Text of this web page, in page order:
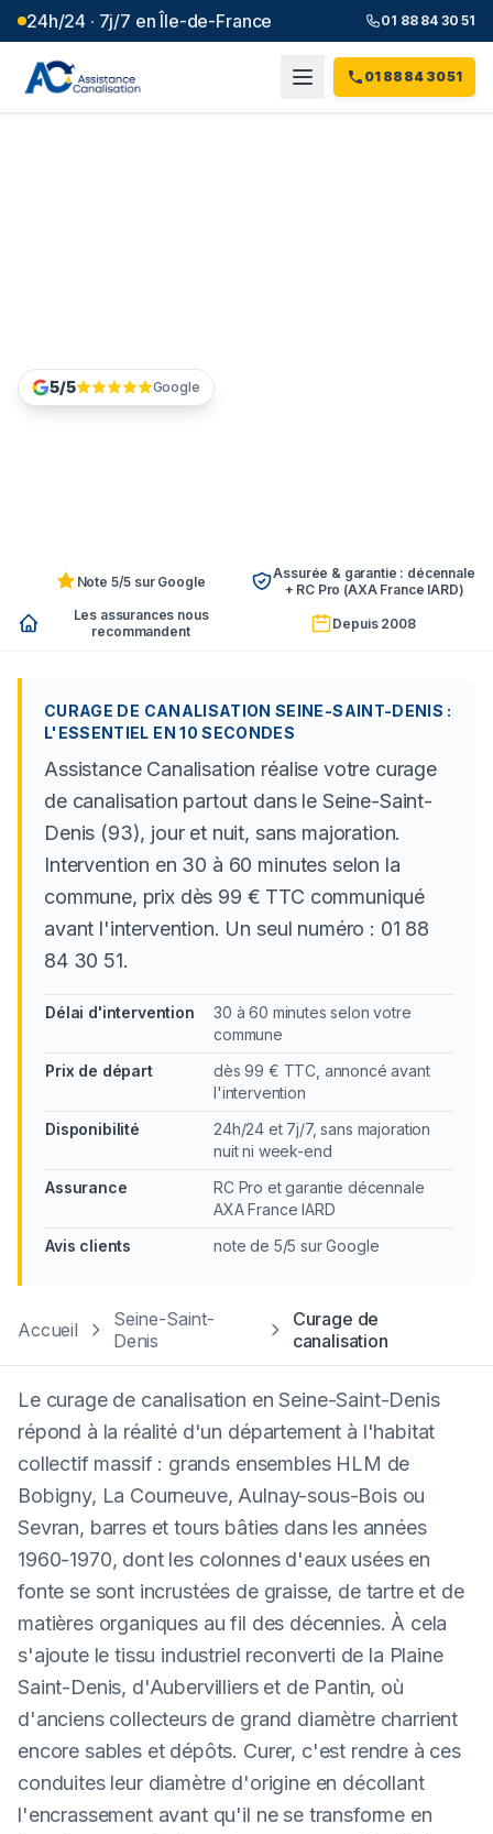
24h/24 · 7j/7 en Île-de-France 01 88 84 30 51
01 88 84 30 51
5/5 Google
Note 5/5 sur Google
Assurée & garantie : décennale
+ RC Pro (AXA France IARD)
Les assurances nous
recommandent
Depuis 2008
CURAGE DE CANALISATION SEINE-SAINT-DENIS :
L'ESSENTIEL EN 10 SECONDES
Assistance Canalisation réalise votre curage
de canalisation partout dans le Seine-Saint-
Denis (93), jour et nuit, sans majoration.
Intervention en 30 à 60 minutes selon la
commune, prix dès 99 € TTC communiqué
avant l'intervention. Un seul numéro : 01 88
84 30 51.
Délai d'intervention
30 à 60 minutes selon votre
commune
Prix de départ
dès 99 € TTC, annoncé avant
l'intervention
Disponibilité
24h/24 et 7j/7, sans majoration
nuit ni week-end
Assurance
RC Pro et garantie décennale
AXA France IARD
Avis clients
note de 5/5 sur Google
Accueil
Seine-Saint-
Denis
Curage de
canalisation
Le curage de canalisation en Seine-Saint-Denis
répond à la réalité d'un département à l'habitat
collectif massif : grands ensembles HLM de
Bobigny, La Courneuve, Aulnay-sous-Bois ou
Sevran, barres et tours bâties dans les années
1960-1970, dont les colonnes d'eaux usées en
fonte se sont incrustées de graisse, de tartre et de
matières organiques au fil des décennies. À cela
s'ajoute le tissu industriel reconverti de la Plaine
Saint-Denis, d'Aubervilliers et de Pantin, où
d'anciens collecteurs de grand diamètre charrient
encore sables et dépôts. Curer, c'est rendre à ces
conduites leur diamètre d'origine en décollant
l'encrassement avant qu'il ne se transforme en